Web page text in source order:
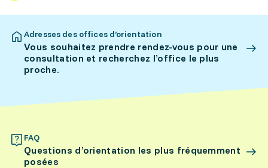
Adresses des offices d’orientation
Vous souhaitez prendre rendez-vous pour une
consultation et recherchez l’office le plus
proche.
FAQ
Questions d’orientation les plus fréquemment
posées